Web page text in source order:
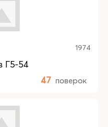
1974
Г5-54
47 поверок